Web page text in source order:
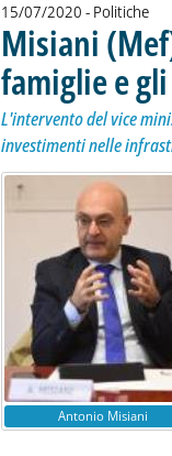
15/07/2020 - Politiche
Misiani
famiglie e
L'intervento del vice
investimenti nelle
Antonio Misiani